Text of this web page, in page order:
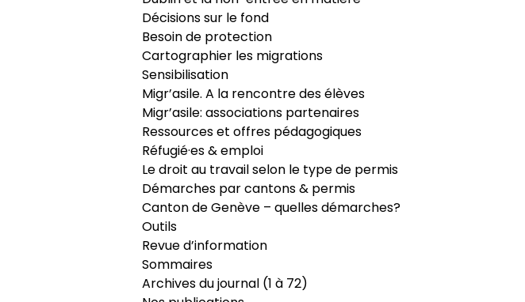
Décisions sur le fond
Besoin de protection
Cartographier les migrations
Sensibilisation
Migr’asile. A la rencontre des élèves
Migr’asile: associations partenaires
Ressources et offres pédagogiques
Réfugié·es & emploi
Le droit au travail selon le type de permis
Démarches par cantons & permis
Canton de Genève – quelles démarches?
Outils
Revue d’information
Sommaires
Archives du journal (1 à 72)